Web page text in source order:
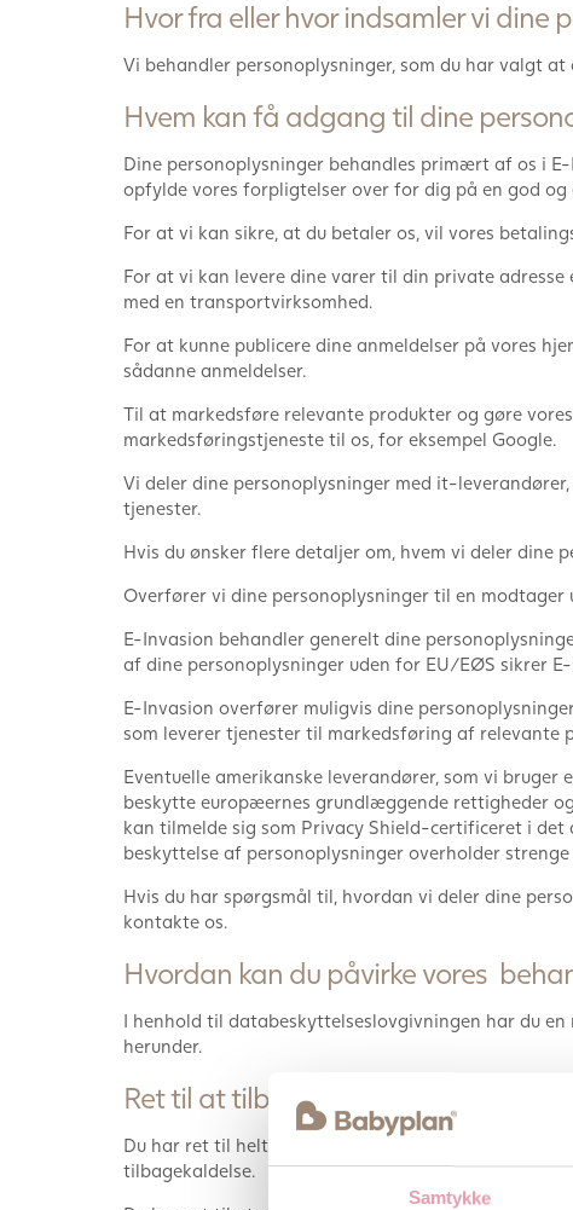
Samtykke
Hvor fra eller hvor indsamler vi dine
Vi behandler personoplysninger, som du har valgt at
Hvem kan få adgang til dine
Dine personoplysninger behandles primært af os i
opfylde vores forpligtelser over for dig på en god og
For at vi kan sikre, at du betaler os, vil vores
For at vi kan levere dine varer til din private
med en transportvirksomhed.
For at kunne publicere dine anmeldelser på vores
sådanne anmeldelser.
Til at markedsføre relevante produkter og gøre
markedsføringstjeneste til os, for eksempel Google.
Vi deler dine personoplysninger med it-
tjenester.
Hvis du ønsker flere detaljer om, hvem vi deler dine
Overfører vi dine personoplysninger til en modtager
E-Invasion behandler generelt dine
af dine personoplysninger uden for EU/EØS sikrer
E-Invasion overfører muligvis dine
som leverer tjenester til markedsføring af relevante
Eventuelle amerikanske leverandører, som vi
beskytte europæernes grundlæggende rettigheder
kan tilmelde sig som Privacy Shield-certificeret i
beskyttelse af personoplysninger overholder
Hvis du har spørgsmål til, hvordan vi deler dine
kontakte os.
Hvordan kan du påvirke vores
I henhold til databeskyttelseslovgivningen har du
herunder.
Ret til at tilbagekalde dit samtykke
Du har ret til helt eller delvist at tilbagekalde et
tilbagekaldelse.